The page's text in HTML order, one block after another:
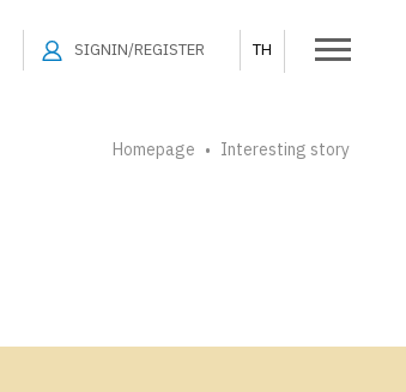
SIGNIN/REGISTER TH
Homepage • Interesting story